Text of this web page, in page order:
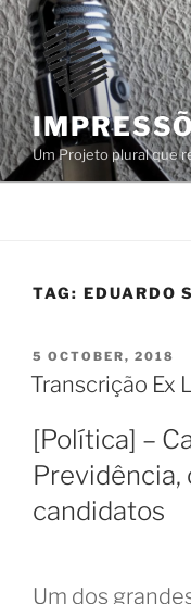
Skip
to
content
Um Projeto plural que
TAG: EDUARDO
POSTED
ON
5 OCTOBER, 2018
Transcrição Ex
[Política] –
Previdência,
candidatos
Um dos